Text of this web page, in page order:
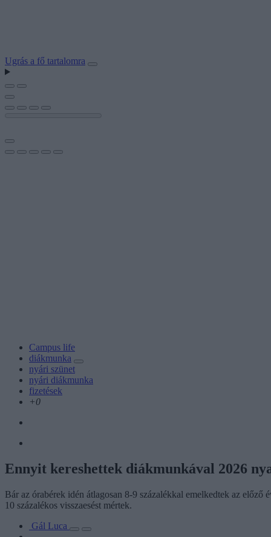
Ugrás a fő tartalomra
Campus life
diákmunka
nyári szünet
nyári diákmunka
fizetések
+0
Ennyit kereshettek diákmunkával 2026
Bár az órabérek idén átlagosan 8-9 százalékkal emelkedtek az
10 százalékos visszaesést mértek.
Gál Luca